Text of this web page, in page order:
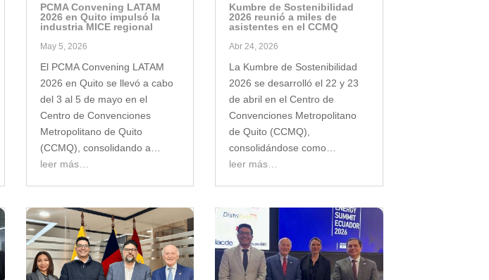
PCMA Convening LATAM
2026 en Quito impulsó la
industria MICE regional
May 5, 2026
El PCMA Convening LATAM
2026 en Quito se llevó a cabo
del 3 al 5 de mayo en el
Centro de Convenciones
Metropolitano de Quito
(CCMQ), consolidando a…
leer más…
Kumbre de Sostenibilidad
2026 reunió a miles de
asistentes en el CCMQ
Abr 24, 2026
La Kumbre de Sostenibilidad
2026 se desarrolló el 22 y 23
de abril en el Centro de
Convenciones Metropolitano
de Quito (CCMQ),
consolidándose como…
leer más…